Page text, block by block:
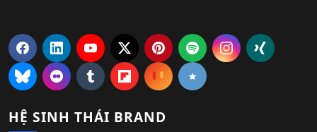
HỆ SINH THÁI BRAND